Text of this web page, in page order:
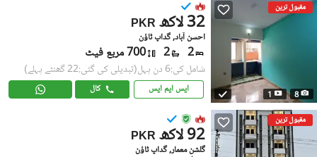
مقبول ترین
8
1
PKR 32 لاکھ
احسن آباد, گداپ ٹاؤن
2
2 700 مربع فیٹ
شامل کی:6 دن پہل (تبدیلی کی گئی:22 گھنٹے پہلے)
ایس ایم ایس کال
مقبول ترین
PKR 92 لاکھ
گلشنِ معمار, گداپ ٹاؤن